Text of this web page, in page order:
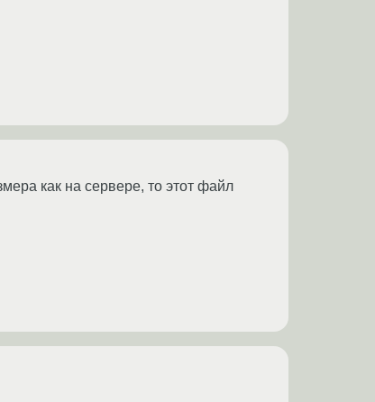
как на сервере, то этот файл